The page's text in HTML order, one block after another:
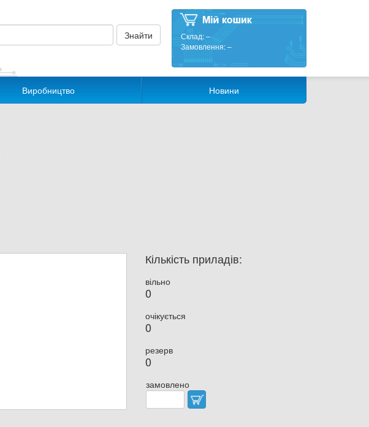
Склад:–
Замовлення:–
Виробництво Новини
Кількість приладів:
вільно
0
очікується
0
резерв
0
замовлено